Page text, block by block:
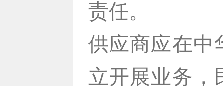
责任。
供应商应在中
立开展业务，